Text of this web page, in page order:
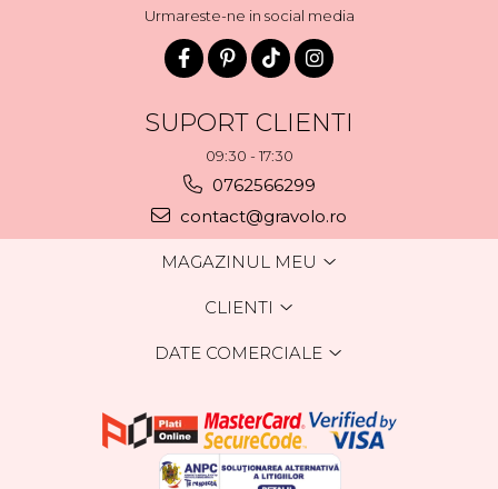
Urmareste-ne in social media
SUPORT CLIENTI
09:30 - 17:30
0762566299
contact@gravolo.ro
MAGAZINUL MEU
CLIENTI
DATE COMERCIALE